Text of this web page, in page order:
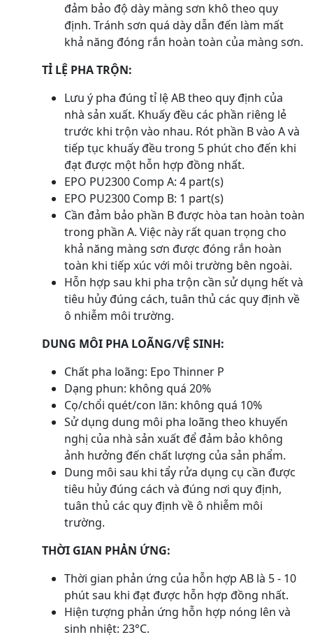
đảm bảo độ dày màng sơn khô theo quy
định. Tránh sơn quá dày dẫn đến làm mất
khả năng đóng rắn hoàn toàn của màng sơn.
TỈ LỆ PHA TRỘN:
Lưu ý pha đúng tỉ lệ AB theo quy định của
nhà sản xuất. Khuấy đều các phần riêng lẻ
trước khi trộn vào nhau. Rót phần B vào A và
tiếp tục khuấy đều trong 5 phút cho đến khi
đạt được một hỗn hợp đồng nhất.
EPO PU2300 Comp A: 4 part(s)
EPO PU2300 Comp B: 1 part(s)
Cần đảm bảo phần B được hòa tan hoàn toàn
trong phần A. Việc này rất quan trọng cho
khả năng màng sơn được đóng rắn hoàn
toàn khi tiếp xúc với môi trường bên ngoài.
Hỗn hợp sau khi pha trộn cần sử dụng hết và
tiêu hủy đúng cách, tuân thủ các quy định về
ô nhiễm môi trường.
DUNG MÔI PHA LOÃNG/VỆ SINH:
Chất pha loãng: Epo Thinner P
Dạng phun: không quá 20%
Cọ/chổi quét/con lăn: không quá 10%
Sử dụng dung môi pha loãng theo khuyến
nghị của nhà sản xuất để đảm bảo không
ảnh hưởng đến chất lượng của sản phẩm.
Dung môi sau khi tẩy rửa dụng cụ cần được
tiêu hủy đúng cách và đúng nơi quy định,
tuân thủ các quy định về ô nhiễm môi
trường.
THỜI GIAN PHẢN ỨNG:
Thời gian phản ứng của hỗn hợp AB là 5 - 10
phút sau khi đạt được hỗn hợp đồng nhất.
Hiện tượng phản ứng hỗn hợp nóng lên và
sinh nhiệt: 23°C.